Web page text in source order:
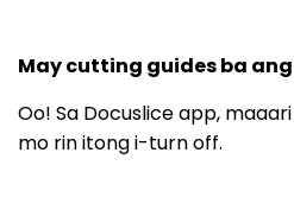
May cutting guides ba
Oo! Sa Docuslice app,
mo rin itong i-turn off.